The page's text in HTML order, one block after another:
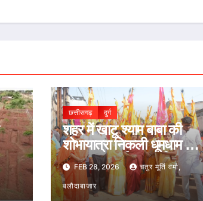
छत्तीसगढ़ दुर्ग
शहर में खाटू श्याम बाबा की
शोभायात्रा निकली धूमधाम से,
जगह-जगह हुई पुष्प वर्षा
FEB 28, 2026 चतुर मूर्ति वर्मा,
बलौदाबाजार